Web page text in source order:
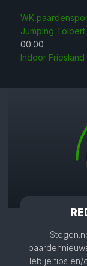
Heb je tips en/
WK
Jumping
00:00
Indoor Friesland